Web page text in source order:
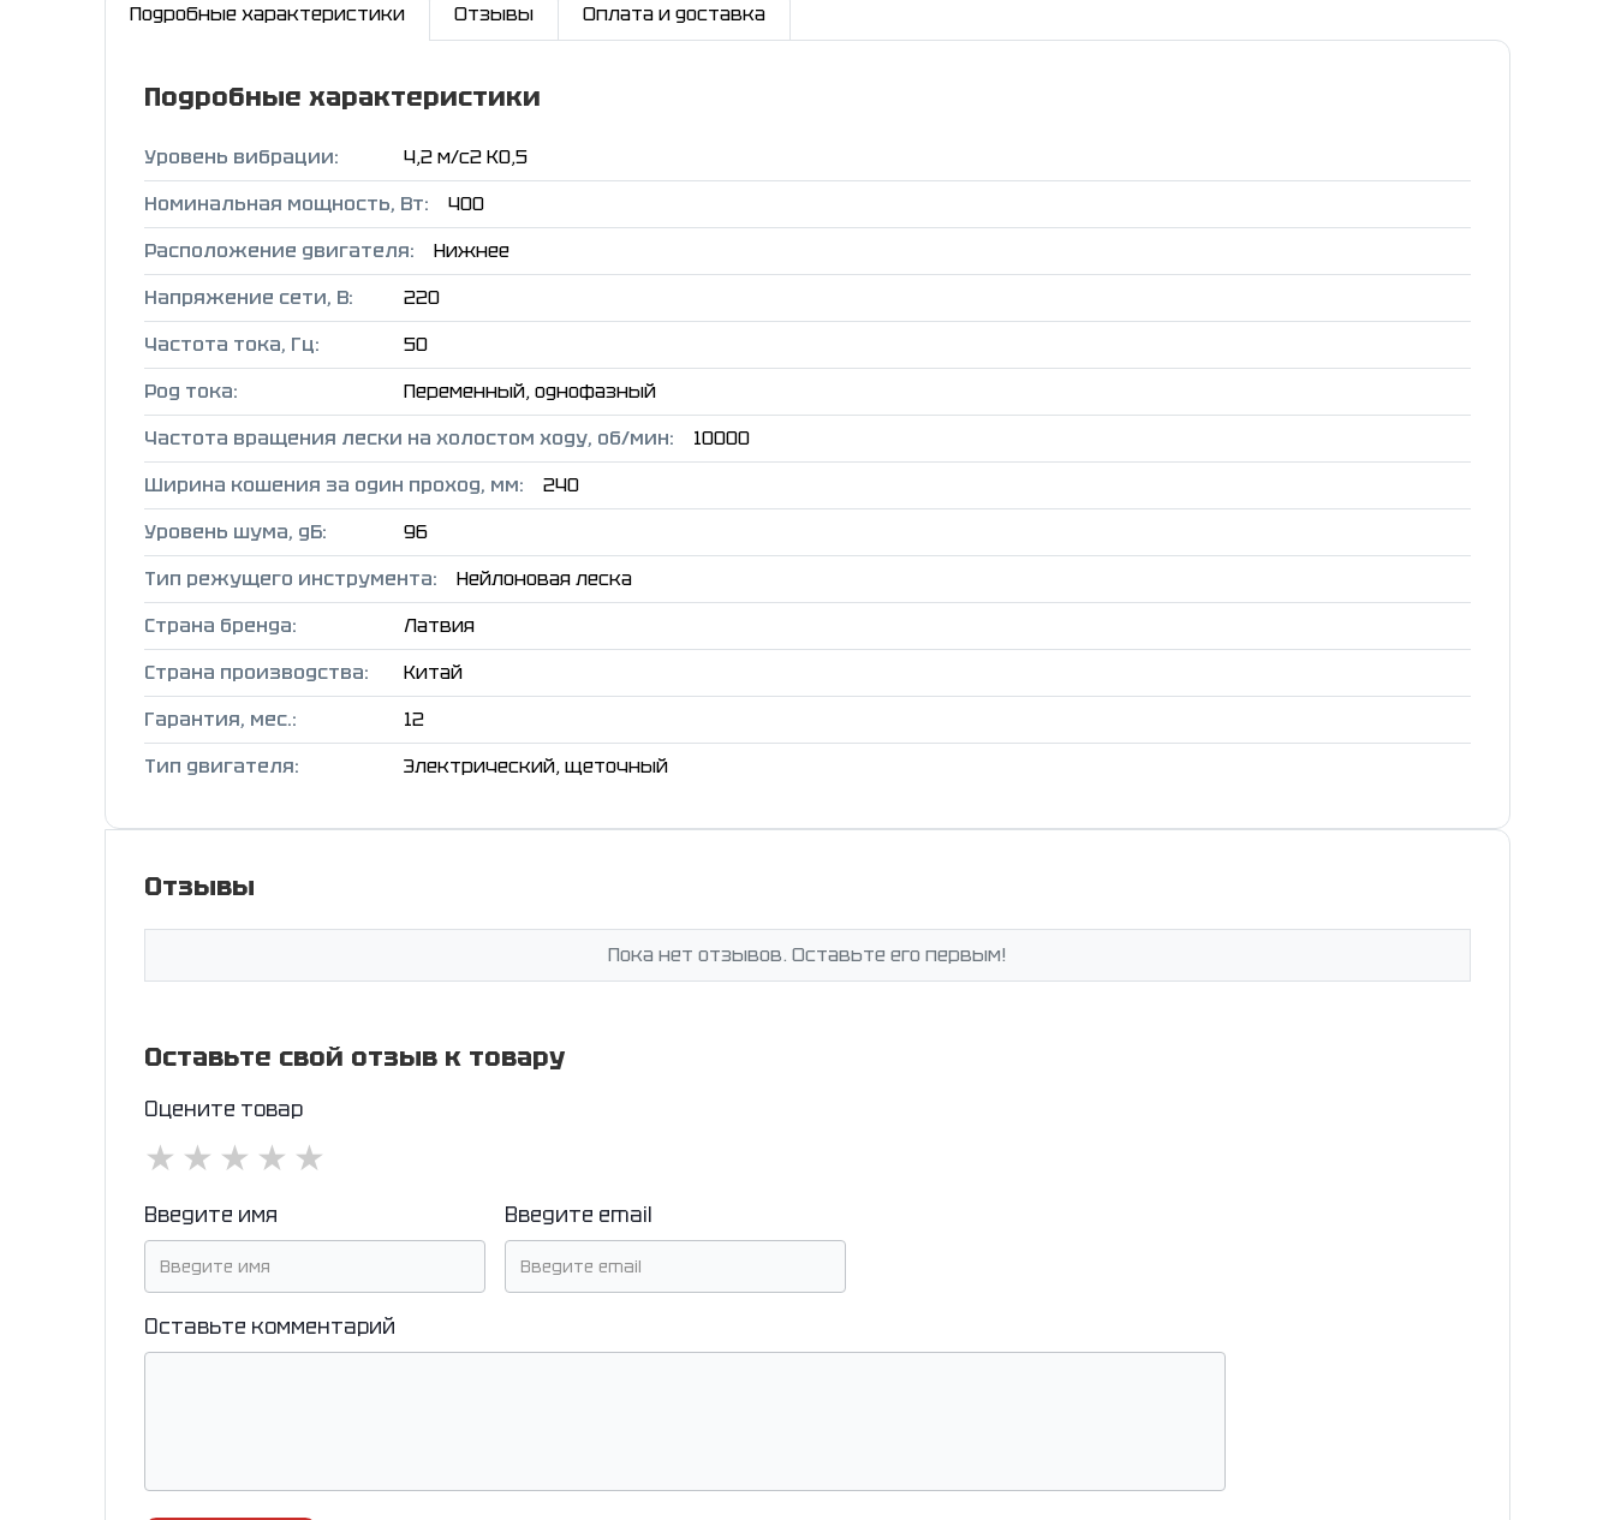
Подробные характеристики Отзывы Оплата и доставка
Подробные характеристики
Уровень вибрации:
4,2 м/с2 К0,5
Номинальная мощность, Вт:
400
Расположение двигателя:
Нижнее
Напряжение сети, B:
220
Частота тока, Гц:
50
Род тока:
Переменный, однофазный
Частота вращения лески на холостом ходу, об/мин:
10000
Ширина кошения за один проход, мм:
240
Уровень шума, дБ:
96
Тип режущего инструмента:
Нейлоновая леска
Страна бренда:
Латвия
Страна производства:
Китай
Гарантия, мес.:
12
Тип двигателя:
Электрический, щеточный
Отзывы
Пока нет отзывов. Оставьте его первым!
Оставьте свой отзыв к товару
Оцените товар
★
★
★
★
★
Введите имя Введите email
Оставьте комментарий